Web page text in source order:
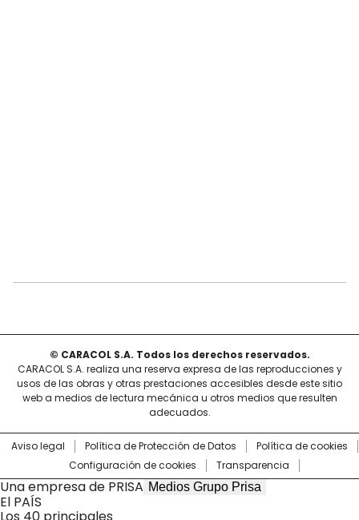
© CARACOL S.A. Todos los derechos reservados.
CARACOL S.A. realiza una reserva expresa de las reproducciones y
usos de las obras y otras prestaciones accesibles desde este sitio
web a medios de lectura mecánica u otros medios que resulten
adecuados.
Aviso legal Política de Protección de Datos
Política de cookies
Configuración de cookies
Transparencia
Una empresa de PRISA Medios Grupo Prisa
El PAÍS
Los 40 principales